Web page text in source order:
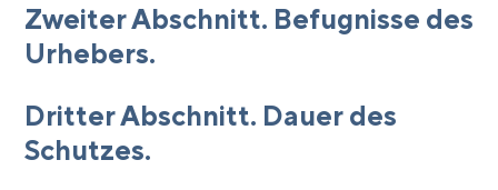
Zweiter Abschnitt. Befugnisse des
Urhebers.
Dritter Abschnitt. Dauer des
Schutzes.